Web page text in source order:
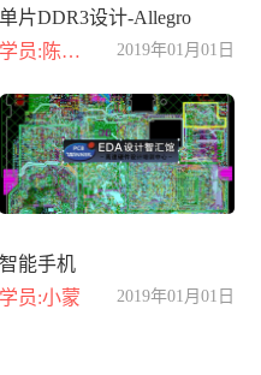
单片DDR3设计-Allegro
学员:陈小龙
2019年01月01日
智能手机
学员:小蒙
2019年01月01日